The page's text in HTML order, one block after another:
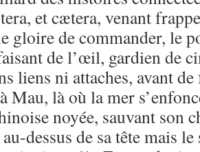
et cætera, venant
gloire de commander, le
de l’œil, gardien de
liens ni attaches, avant
Mau, là où la mer
noyée, sauvant son
dessus de sa tête mais